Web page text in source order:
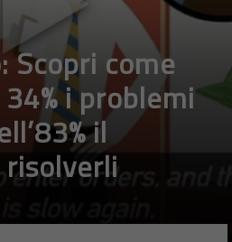
Scopri come
i problemi
il